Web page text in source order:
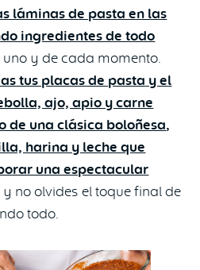
láminas de pasta en las
ingredientes de todo
uno y de cada momento.
tus placas de pasta y el
ajo, apio y carne
de una clásica boloñesa,
harina y leche que
una espectacular
y no olvides el toque final de
todo.